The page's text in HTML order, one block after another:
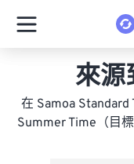
來源
在 Samoa
Summer Time（目